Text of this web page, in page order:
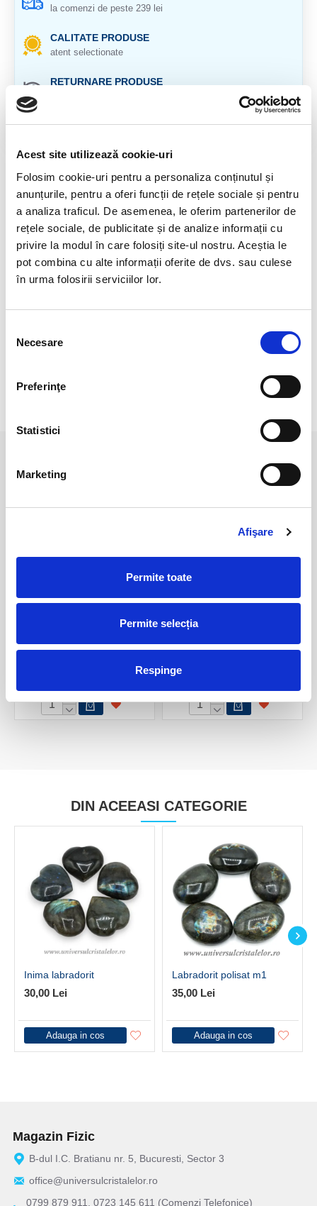
Acest site utilizează cookie-uri
Folosim cookie-uri pentru a personaliza conținutul și
anunțurile, pentru a oferi funcții de rețele sociale și pentru
a analiza traficul. De asemenea, le oferim partenerilor de
rețele sociale, de publicitate și de analize informații cu
privire la modul în care folosiți site-ul nostru. Aceștia le
pot combina cu alte informații oferite de dvs. sau culese
în urma folosirii serviciilor lor.
consimțământului
Necesare
Preferinţe
Statistici
Marketing
Afişare
Permite toate
Permite selecția
Respinge
la comenzi de peste 239 lei
CALITATE PRODUSE
atent selectionate
RETURNARE PRODUSE
GARANTIE PRODUSE
DESCRIERE PRODUS
Provenienta : Madagascar
Cristal natural 100 %.
Cristal Unicat. Veti primi exact produsul din imagine.
Pozele sunt realizate cu aparat profesionist sub lumina alba.
mobilului/tabletei/laptopului dumneavoastra.
Labradorit polisat
Labradorit slefuit pe o parte
DIN ACEEASI CATEGORIE
Inima labradorit
30,00 Lei
Adauga in cos
Labradorit polisat m1
35,00 Lei
Adauga in cos
Magazin Fizic
B-dul I.C. Bratianu nr. 5, Bucuresti, Sector 3
office@universulcristalelor.ro
0799 879 911, 0723 145 611 (Comenzi Telefonice)